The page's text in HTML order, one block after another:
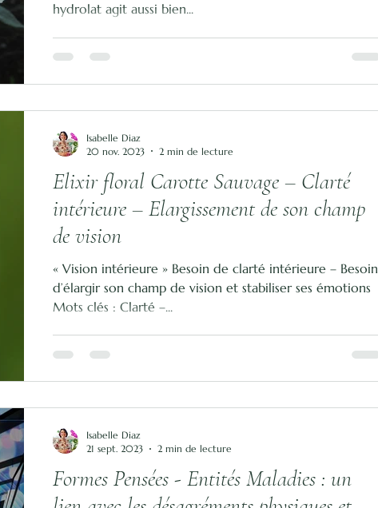
hydrolat agit aussi bien...
Elixir floral Carotte Sauvage – Clarté
intérieure – Elargissement de son champ
de vision
« Vision intérieure » Besoin de clarté intérieure – Besoin
d’élargir son champ de vision et stabiliser ses émotions
Mots clés : Clarté –...
Isabelle Diaz
20 nov. 2023
2 min de lecture
Formes Pensées - Entités Maladies : un
Isabelle Diaz
21 sept. 2023
2 min de lecture